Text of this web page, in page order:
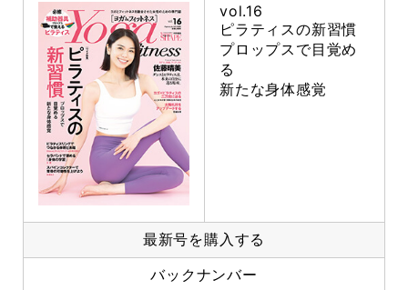
vol.16
ピラティスの新習慣
プロップスで目覚め
る
新たな身体感覚
最新号を購入する
バックナンバー